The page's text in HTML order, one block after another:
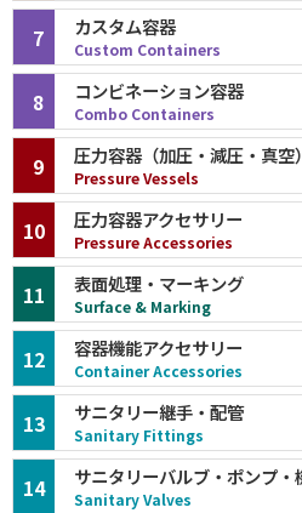
カスタム容器
Custom Containers
7
コンビネーション容器
Combo Containers
8
圧力容器（加圧・減圧・真空）
Pressure Vessels
9
圧力容器アクセサリー
Pressure Accessories
10
表面処理・マーキング
Surface & Marking
11
容器機能アクセサリー
Container Accessories
12
サニタリー継手・配管
Sanitary Fittings
13
サニタリーバルブ・ポンプ・
Sanitary Valves
14